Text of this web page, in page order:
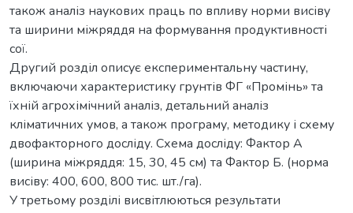
також аналіз наукових праць по впливу норми висіву
та ширини міжряддя на формування продуктивності
сої.
Другий розділ описує експериментальну частину,
включаючи характеристику грунтів ФГ «Промінь» та
їхній агрохімічний аналіз, детальний аналіз
кліматичних умов, а також програму, методику і схему
двофакторного досліду. Схема досліду: Фактор А
(ширина міжряддя: 15, 30, 45 см) та Фактор Б. (норма
висіву: 400, 600, 800 тис. шт./га).
У третьому розділі висвітлюються результати